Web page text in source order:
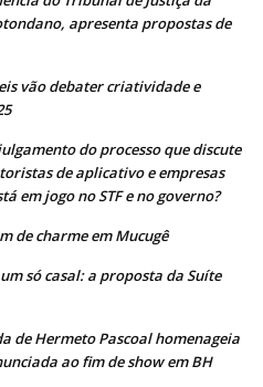
apresenta propostas de
vão debater criatividade e
do processo que discute
de aplicativo e empresas
em jogo no STF e no governo?
de charme em Mucugê
só casal: a proposta da Suíte
de Hermeto Pascoal homenageia
ao fim de show em BH